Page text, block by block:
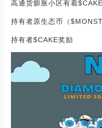
高通货膨胀小区有着
持有者原生态币（
持有者$CAKE奖励